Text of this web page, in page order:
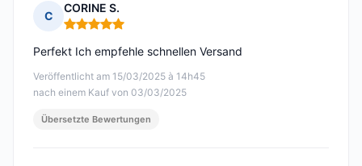
C
CORINE S.
Hinweis: 5 von 5
Veröffentlicht am 15/03/2025 à 14h45
nach einem Kauf von 03/03/2025
Perfekt Ich empfehle schnellen Versand
Übersetzte Bewertungen